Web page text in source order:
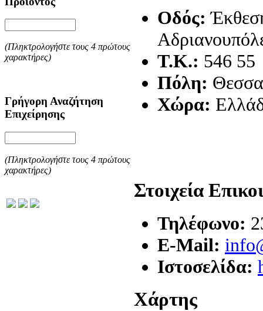
(Πληκτρολογήστε τους 4 πρώτους
χαρακτήρες)
Γρήγορη Αναζήτηση
Επιχείρησης
(Πληκτρολογήστε τους 4 πρώτους
χαρακτήρες)
Οδός:
T.K.: 546 55
Πόλη:
Χώρα:
Στοιχεία
Τηλέφωνο:
E-Mail:
Ιστοσελίδα:
Χάρτης